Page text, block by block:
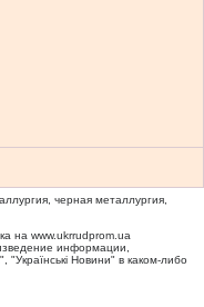
черная металлургия,
на www.ukrrudprom.ua
информации,
"Українськi Новини" в каком-либо